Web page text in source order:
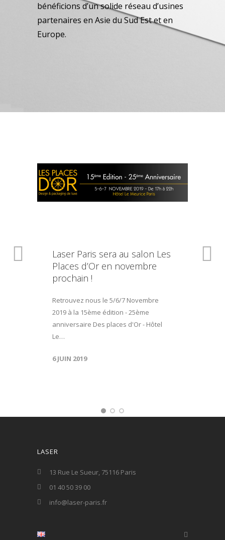
bénéficions d’un solide réseau d’usines
partenaires en Asie du Sud Est et en
Europe.
Laser Paris sera au salon Les
Places d’Or en novembre
prochain !
Retrouvez nous le 5/6/7 Novembre
2019 à la 15ème édition - 25ème
anniversaire Des places d'Or - Hôtel
Le…
6 JUIN 2019
LASER
13 Rue Le Sueur, 75116 Paris
01 40 50 39 00
info@laser-paris.fr